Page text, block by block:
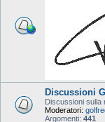
Discussioni
Discussioni sulla
Moderatori:
Argomenti: 441